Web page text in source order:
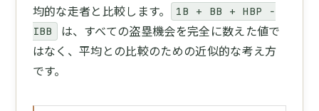
均的な走者と比較します。
1B + BB + HBP −
IBB
は、すべての盗塁機会を完全に数えた値で
はなく、平均との比較のための近似的な考え方
です。